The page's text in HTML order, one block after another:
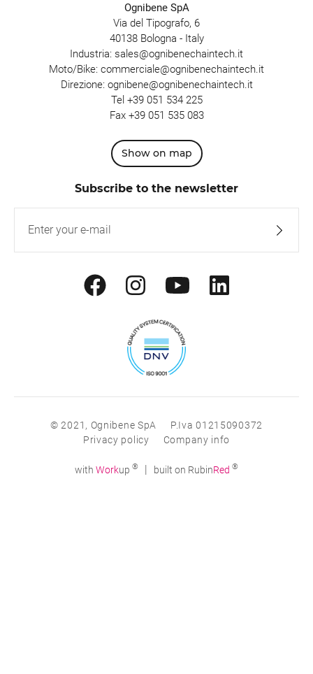
Ognibene SpA
Via del Tipografo, 6
40138 Bologna - Italy
Industria: sales@ognibenechaintech.it
Moto/Bike: commerciale@ognibenechaintech.it
Direzione: ognibene@ognibenechaintech.it
Tel +39 051 534 225
Fax +39 051 535 083
Show on map
Subscribe to the newsletter
© 2021, Ognibene SpA
P.Iva 01215090372
Privacy policy
Company info
with Workup ® | built on RubinRed ®